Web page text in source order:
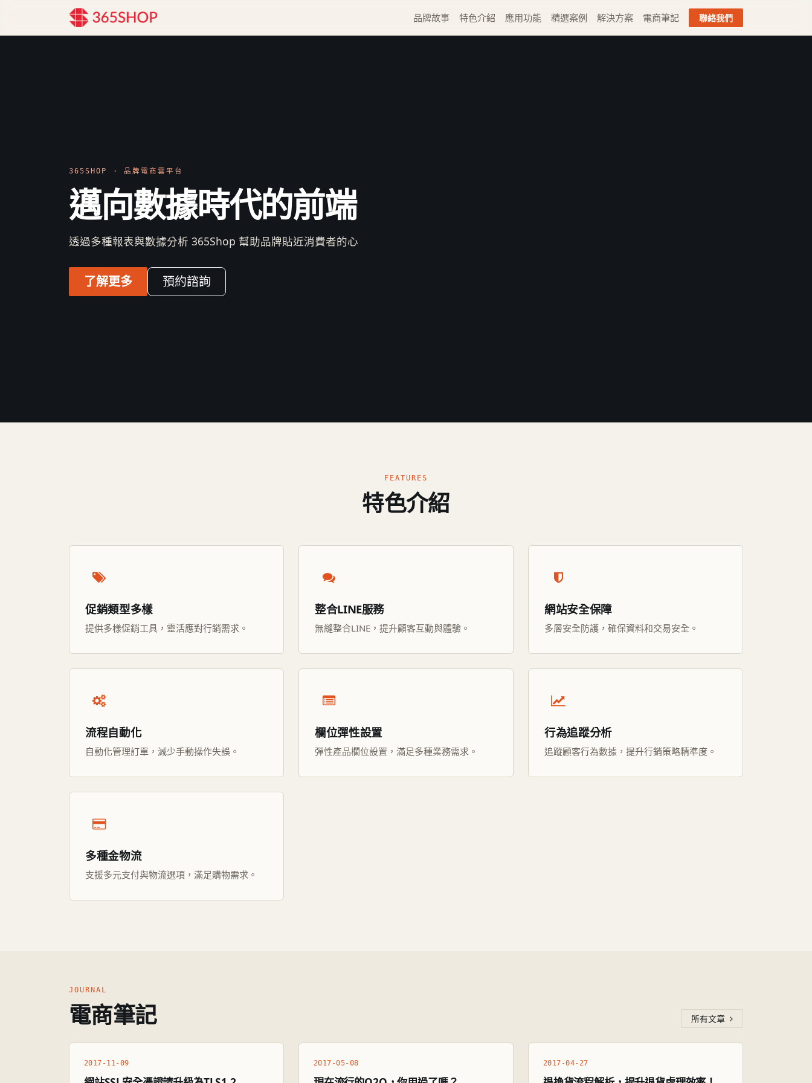
品牌故事 特色介紹 應用功能 精選案例 解決方案 電商筆記 聯絡我們
365SHOP · 品牌電商雲平台
邁向數據時代的前端
透過多種報表與數據分析 365Shop 幫助品牌貼近消費者的心
了解更多 預約諮詢
FEATURES
特色介紹
促銷類型多樣
提供多樣促銷工具，靈活應對行銷需求。
整合LINE服務
無縫整合LINE，提升顧客互動與體驗。
網站安全保障
多層安全防護，確保資料和交易安全。
流程自動化
自動化管理訂單，減少手動操作失誤。
欄位彈性設置
彈性產品欄位設置，滿足多種業務需求。
行為追蹤分析
追蹤顧客行為數據，提升行銷策略精準度。
多種金物流
支援多元支付與物流選項，滿足購物需求。
JOURNAL
電商筆記 所有文章
2017-11-09 2017-05-08 2017-04-27